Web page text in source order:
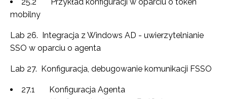
mobilny
Lab 26. Integracja z Windows AD - uwierzytelnianie
SSO w oparciu o agenta
Lab 27. Konfiguracja, debugowanie komunikacji FSSO
27.1 Konfiguracja Agenta